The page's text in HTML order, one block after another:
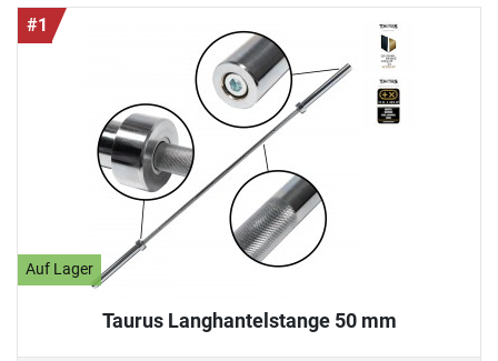
#1
Auf Lager
Taurus Langhantelstange 50 mm